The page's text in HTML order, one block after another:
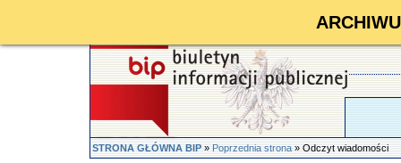
STRONA GŁÓWNA BIP»Poprzednia strona» Odczyt wiadomości